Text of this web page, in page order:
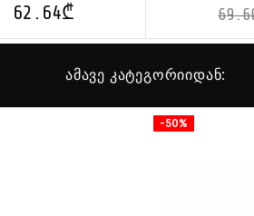
62.64₾
ამავე კატეგორიიდან:
-50%